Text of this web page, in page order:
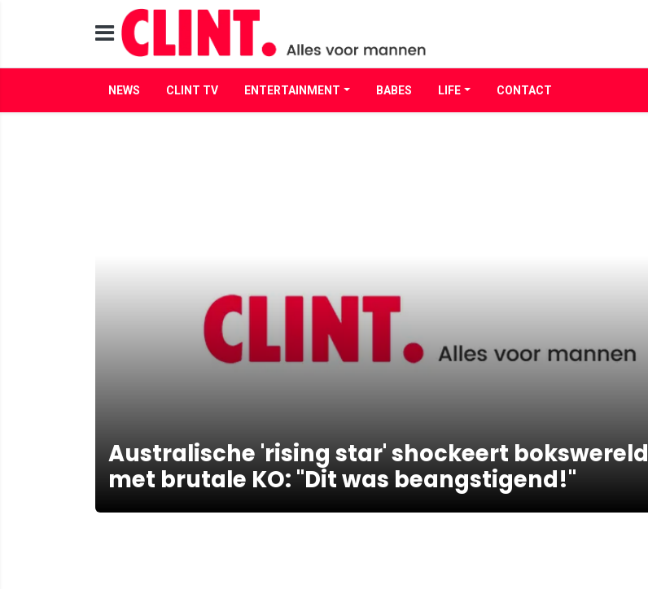
NEWS CLINT TV ENTERTAINMENT BABES LIFE CONTACT
Australische 'rising star' shockeert bokswereld
met brutale KO: "Dit was beangstigend!"